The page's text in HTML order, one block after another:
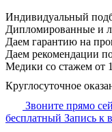
Индивидуальный
Дипломированные и
Даем гарантию на
Даем рекомендации
Медики со стажем от
Круглосуточное
Звоните прямо
бесплатный Запись к